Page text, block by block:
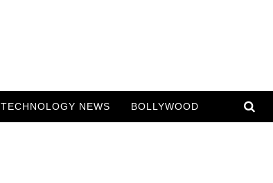
TECHNOLOGY NEWS BOLLYWOOD